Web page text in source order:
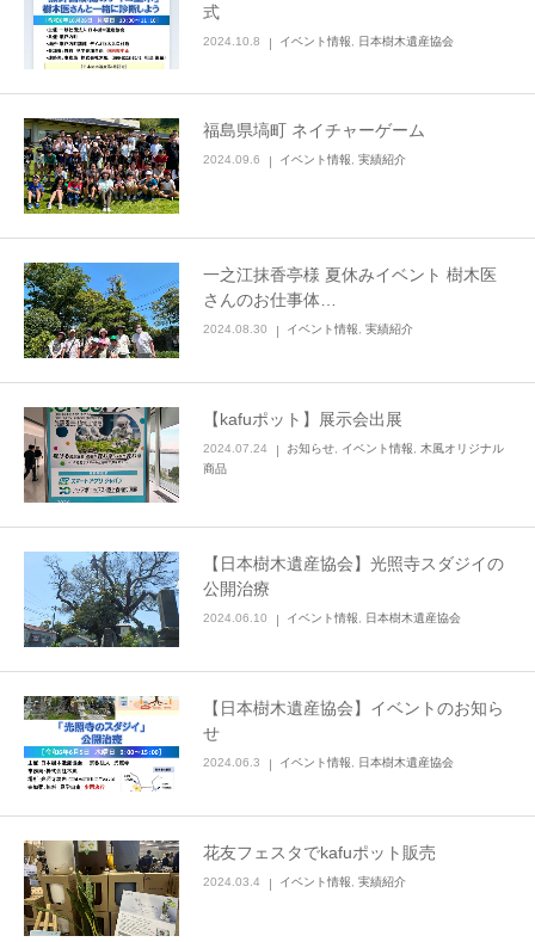
式
2024.10.8 イベント情報 日本樹木遺産協会
福島県塙町 ネイチャーゲーム
2024.09.6 イベント情報, 実績紹介
一之江抹香亭様 夏休みイベント 樹木医
さんのお仕事体…
2024.08.30 イベント情報, 実績紹介
【kafuポット】展示会出展
2024.07.24 お知らせ, イベント情報, 木風オリジナル
商品
【日本樹木遺産協会】光照寺スダジイの
公開治療
2024.06.10 イベント情報 日本樹木遺産協会
【日本樹木遺産協会】イベントのお知ら
せ
2024.06.3 イベント情報 日本樹木遺産協会
花友フェスタでkafuポット販売
2024.03.4 イベント情報 実績紹介